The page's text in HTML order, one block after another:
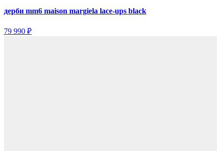
дерби mm6 maison margiela lace-ups black
79 990 ₽